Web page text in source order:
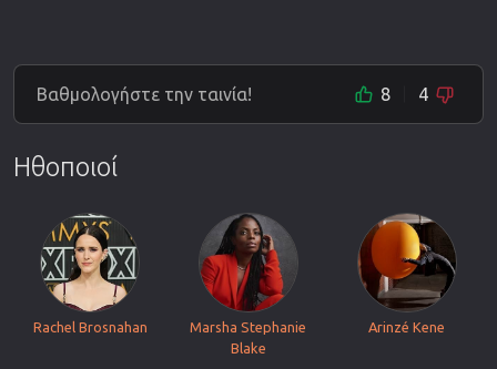
Βαθμολογήστε την ταινία! 8 4
Ηθοποιοί
Rachel Brosnahan
Marsha Stephanie
Blake
Arinzé Kene